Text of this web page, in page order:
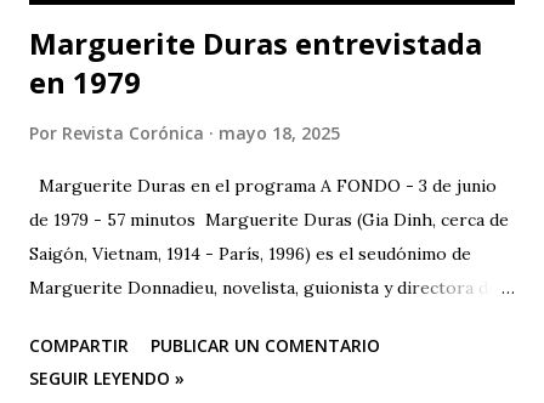
Marguerite Duras entrevistada
en 1979
Por Revista Corónica mayo 18, 2025
Marguerite Duras en el programa A FONDO - 3 de junio
de 1979 - 57 minutos Marguerite Duras (Gia Dinh, cerca de
Saigón, Vietnam, 1914 - París, 1996) es el seudónimo de
Marguerite Donnadieu, novelista, guionista y directora de
derecho, matemáticas y ciencias políticas. En 1943 publicó
su primera obra, "La impudicia", a la que seguirían más de
COMPARTIR
PUBLICAR UN COMENTARIO
SEGUIR LEYENDO »